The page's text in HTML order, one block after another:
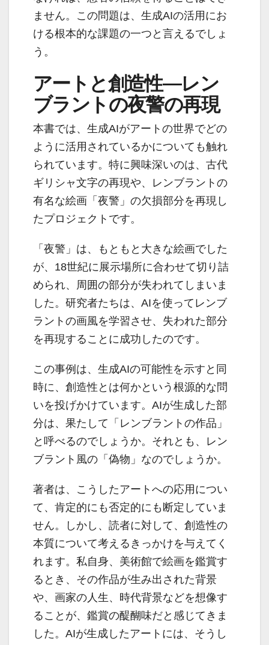
ません。この問題は、生成AIの活用にお
ける根本的な課題の一つと言えるでしょ
う。
アートと創造性—レン
ブラントの夜警の再現
本書では、生成AIがアートの世界でどの
ように活用されているかについても触れ
られています。特に興味深いのは、古代
ギリシャ文字の再現や、レンブラントの
有名な絵画「夜警」の欠損部分を再現し
たプロジェクトです。
「夜警」は、もともと大きな絵画でした
が、18世紀に展示場所に合わせて切り詰
められ、周囲の部分が失われてしまいま
した。研究者たちは、AIを使ってレンブ
ラントの画風を学習させ、失われた部分
を再現することに成功したのです。
この事例は、生成AIの可能性を示すと同
時に、創造性とは何かという根源的な問
いを投げかけています。AIが生成した部
分は、果たして「レンブラントの作品」
と呼べるのでしょうか。それとも、レン
ブラント風の「偽物」なのでしょうか。
著者は、こうしたアートへの応用につい
て、肯定的にも否定的にも断定していま
せん。しかし、読者に対して、創造性の
本質について考えるきっかけを与えてく
れます。私自身、美術館で絵画を鑑賞す
るとき、その作品が生み出された背景
や、画家の人生、時代背景などを想像す
ることが、鑑賞の醍醐味だと感じてきま
した。AIが生成したアートには、そうし